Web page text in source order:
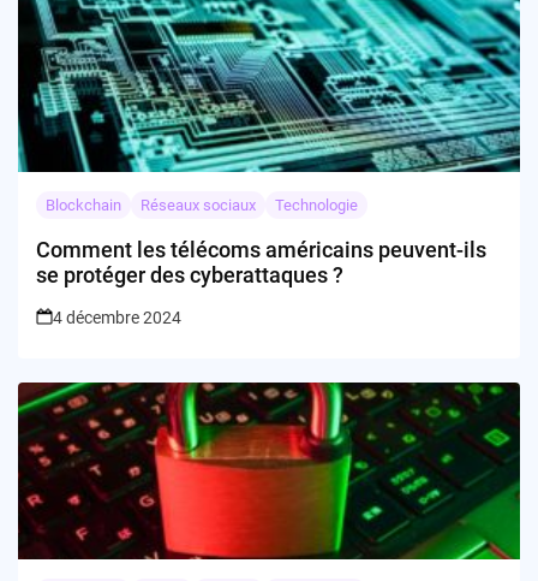
Blockchain Réseaux sociaux Technologie
Comment les télécoms américains peuvent-ils
se protéger des cyberattaques ?
4 décembre 2024